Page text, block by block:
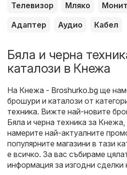
Телевизор
Мляко
Адаптер
Аудио Кабел
Бяла и черна
каталози в Кнежа
На Кнежа - Broshurko.bg ще
брошури и каталози от
техника. Вижте най-новите
Бяла и черна техника за
намерите най-актуалните
популярните магазини в тази
е всичко. За вас събираме
информация за изгодни сделки